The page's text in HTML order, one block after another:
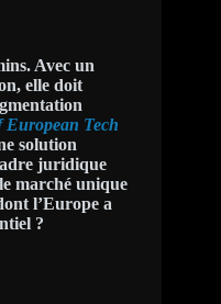
Avec un
elle doit
European Tech
solution
juridique
marché unique
l’Europe a
?